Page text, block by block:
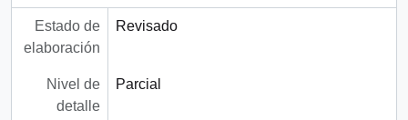
Estado de
elaboración
Revisado
Nivel de
detalle
Parcial